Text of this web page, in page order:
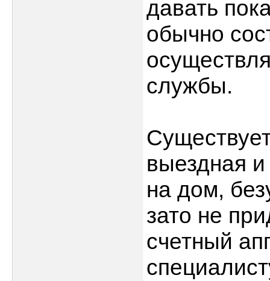
давать
обычно
службы.
выездная
на дом,
зато не
счетный